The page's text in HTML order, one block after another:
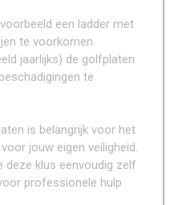
een ladder met
te voorkomen.
jaarlijks) de golfplaten
te
is belangrijk voor het
jouw eigen veiligheid.
deze klus eenvoudig zelf
professionele hulp